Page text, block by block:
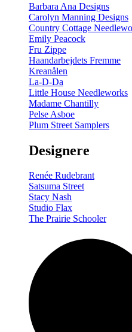
Barbara Ana Designs
Carolyn Manning Designs
Country Cottage
Emily Peacock
Fru Zippe
Haandarbejdets Fremme
Kreanålen
La-D-Da
Little House Needleworks
Madame Chantilly
Pelse Asboe
Plum Street Samplers
Designere
Renée Rudebrant
Satsuma Street
Stacy Nash
Studio Flax
The Prairie Schooler